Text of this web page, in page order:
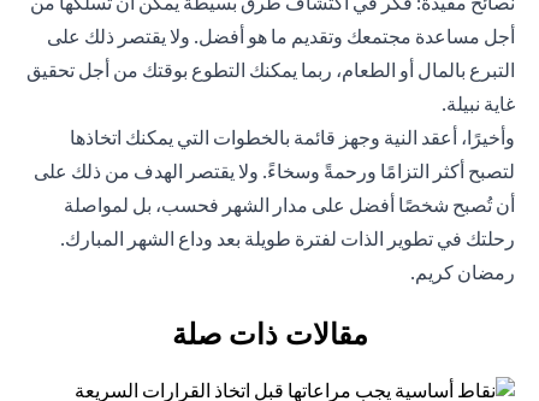
أجل مساعدة مجتمعك وتقديم ما هو أفضل. ولا يقتصر ذلك على
التبرع بالمال أو الطعام، ربما يمكنك التطوع بوقتك من أجل تحقيق
غاية نبيلة.
وأخيرًا، أعقد النية وجهز قائمة بالخطوات التي يمكنك اتخاذها
لتصبح أكثر التزامًا ورحمةً وسخاءً. ولا يقتصر الهدف من ذلك على
أن تُصبح شخصًا أفضل على مدار الشهر فحسب، بل لمواصلة
رحلتك في تطوير الذات لفترة طويلة بعد وداع الشهر المبارك.
رمضان كريم.
مقالات ذات صلة